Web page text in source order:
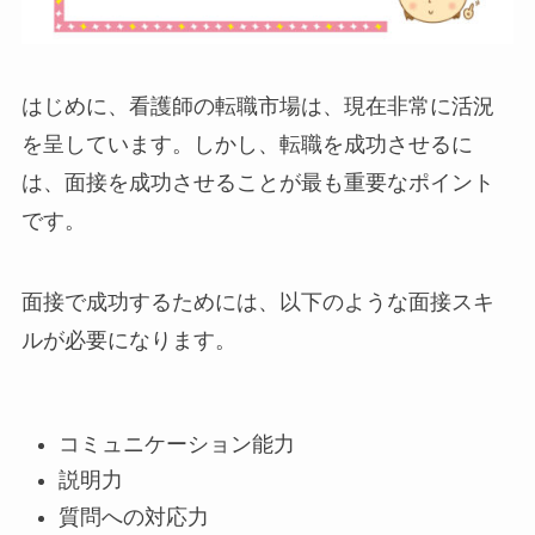
はじめに、看護師の転職市場は、現在非常に活況
を呈しています。しかし、転職を成功させるに
は、面接を成功させることが最も重要なポイント
です。
面接で成功するためには、以下のような面接スキ
ルが必要になります。
コミュニケーション能力
説明力
質問への対応力